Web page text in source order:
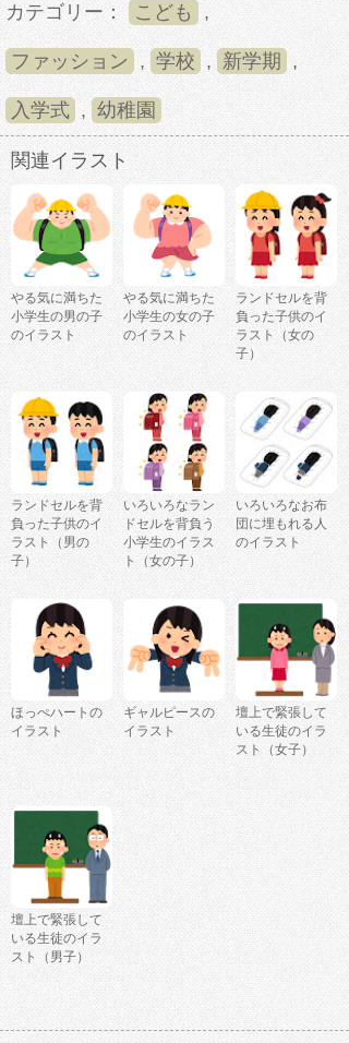
カテゴリー： こども ,
ファッション , 学校 , 新学期 ,
入学式 , 幼稚園
関連イラスト
やる気に満ちた
小学生の男の子
のイラスト
やる気に満ちた
小学生の女の子
のイラスト
ランドセルを背
負った子供のイ
ラスト（女の
子）
ランドセルを背
負った子供のイ
ラスト（男の
子）
いろいろなラン
ドセルを背負う
小学生のイラス
ト（女の子）
いろいろなお布
団に埋もれる人
のイラスト
ほっぺハートの
イラスト
ギャルピースの
イラスト
壇上で緊張して
いる生徒のイラ
スト（女子）
壇上で緊張して
いる生徒のイラ
スト（男子）